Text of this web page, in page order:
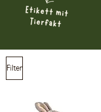
Filter